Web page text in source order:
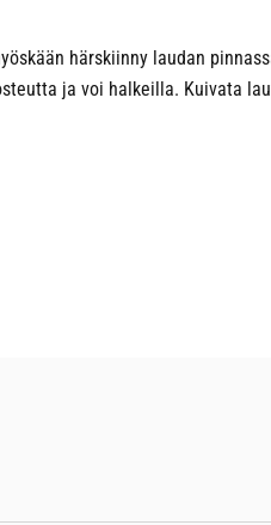
härskiinny laudan
ja voi halkeilla. Kuivata